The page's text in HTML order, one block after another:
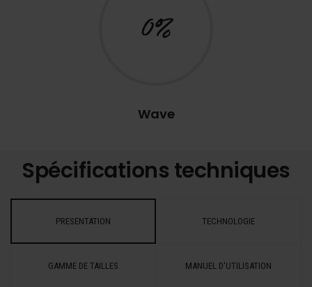
0%
Wave
Spécifications techniques
PRESENTATION TECHNOLOGIE
GAMME DE TAILLES MANUEL D'UTILISATION